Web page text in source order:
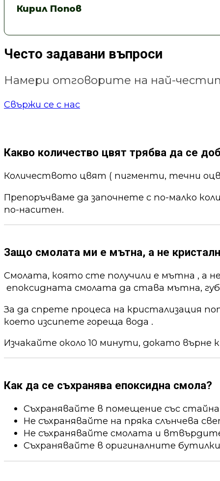
Кирил Попов
Често задавани въпроси
Намери отговорите на най-
Свържи се с нас
Какво количество цвят трябва да се
Количеството цвят ( пигменти, течни
Препоръчваме да започнете с по-малко
по-наситен.
Защо смолата ми е мътна, а не
Смолата, която сте получили е мътна , а
епоксидната смолата да става мътна,
За да спрете процеса на кристализация
което изсипете гореща вода .
Изчакайте около 10 минути, докато върне
Как да се съхранява епоксидна смола?
Съхранявайте в помещение със
Не съхранявайте на пряка слънчева
Не съхранявайте смолата и
Съхранявайте в оригиналните